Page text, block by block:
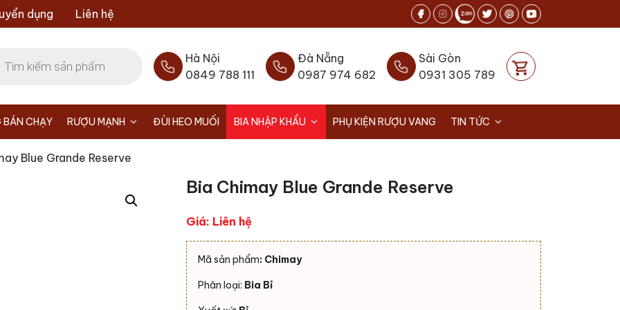
dụng Liên hệ
Hà Nội
0849 788 111
Đà Nẵng
0987 974 682
Sài Gòn
0931 305 789
BÁN CHẠY RƯỢU MẠNH ĐÙI HEO MUỐI BIA NHẬP KHẨU PHỤ KIỆN RƯỢU VANG TIN TỨC
Blue Grande Reserve
Bia Chimay Blue Grande Reserve
Giá: Liên hệ
Mã sản phẩm: Chimay
Phân loại: Bia Bỉ